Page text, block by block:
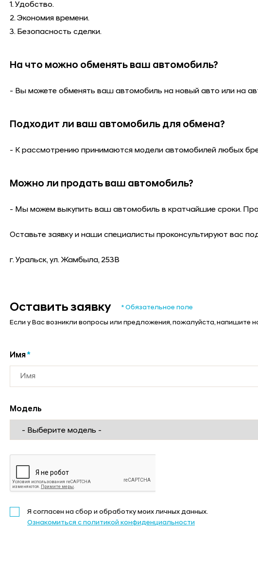
1. Удобство.
2. Экономия времени.
3. Безопасность сделки.
На что можно обменять ваш автомобиль?
- Вы можете обменять ваш автомобиль на новый авто или на
Подходит ли ваш автомобиль для обмена?
- К рассмотрению принимаются модели автомобилей любых
Можно ли продать ваш автомобиль?
- Мы можем выкупить ваш автомобиль в кратчайшие сроки.
Оставьте заявку и наши специалисты проконсультируют вас
г. Уральск, ул. Жамбыла, 253В
Оставить заявку * Обязательное поле
Если у Вас возникли вопросы или предложения, пожалуйста, напишите
Имя*
Модель
Я согласен на сбор и обработку моих личных данных.
Ознакомиться с политикой конфиденциальности